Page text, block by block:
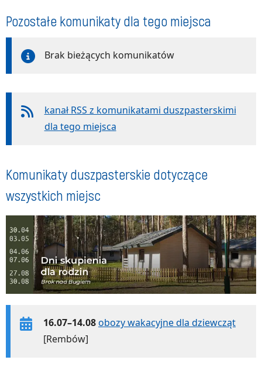
Pozostałe komunikaty dla tego miejsca
Brak bieżących komunikatów
kanał RSS z komunikatami duszpasterskimi
dla tego miejsca
Komunikaty duszpasterskie dotyczące
wszystkich miejsc
16.07–14.08obozy wakacyjne dla dziewcząt
[Rembów]